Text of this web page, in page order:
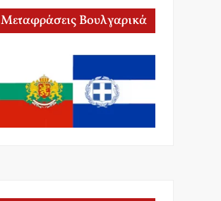
Μεταφράσεις Βουλγαρικά